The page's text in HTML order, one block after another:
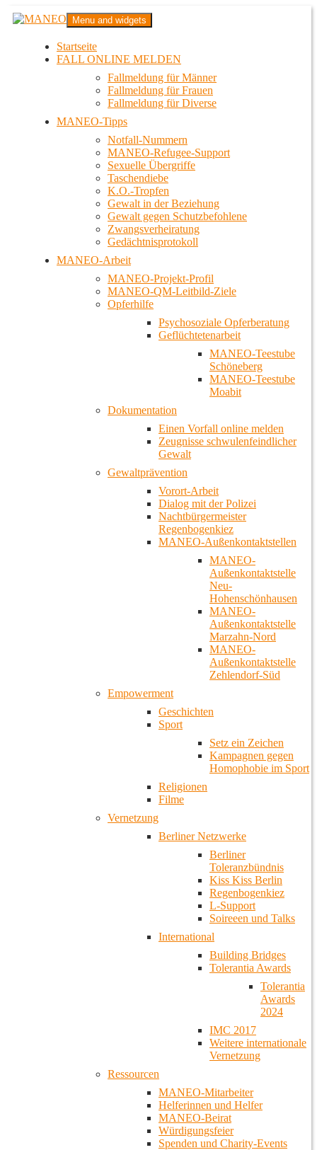
Zum
InhaltMANEO
Das schwule Anti-Gewalt-Projekt in Berlin
Menu and widgets
Startseite
FALL ONLINE MELDEN
Fallmeldung für Männer
Fallmeldung für Frauen
Fallmeldung für Diverse
MANEO-Tipps
Notfall-Nummern
MANEO-Refugee-Support
Sexuelle Übergriffe
Taschendiebe
K.O.-Tropfen
Gewalt in der Beziehung
Gewalt gegen Schutzbefohlene
Zwangsverheiratung
Gedächtnisprotokoll
MANEO-Arbeit
MANEO-Projekt-Profil
MANEO-QM-Leitbild-Ziele
Opferhilfe
Psychosoziale Opferberatung
Geflüchtetenarbeit
MANEO-Teestube
Schöneberg
MANEO-Teestube
Moabit
Dokumentation
Einen Vorfall online melden
Zeugnisse schwulenfeindlicher
Gewalt
Gewaltprävention
Vorort-Arbeit
Dialog mit der Polizei
Nachtbürgermeister
Regenbogenkiez
MANEO-Außenkontaktstellen
MANEO-
Außenkontaktstelle
Neu-
Hohenschönhausen
MANEO-
Außenkontaktstelle
Marzahn-Nord
MANEO-
Außenkontaktstelle
Zehlendorf-Süd
Empowerment
Geschichten
Sport
Setz ein Zeichen
Kampagnen gegen
Homophobie im Sport
Religionen
Filme
Vernetzung
Berliner Netzwerke
Berliner
Toleranzbündnis
Kiss Kiss Berlin
Regenbogenkiez
L-Support
Soireeen und Talks
International
Building Bridges
Tolerantia Awards
Tolerantia
Awards
2024
IMC 2017
Weitere internationale
Vernetzung
Ressourcen
MANEO-Mitarbeiter
Helferinnen und Helfer
MANEO-Beirat
Würdigungsfeier
Spenden und Charity-Events